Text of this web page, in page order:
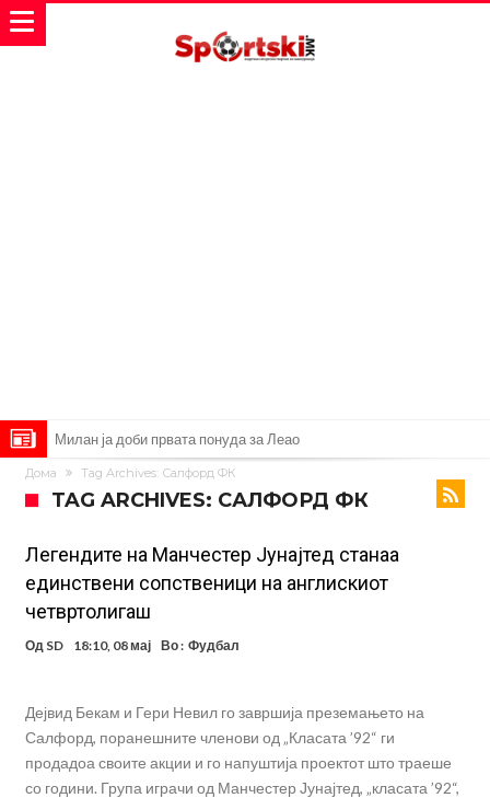
Милан ја доби првата понуда за Леао
Италијански петтолигаш добива неверојатен стадион од 62
Голем удар за Барселона: Херојот на финалето на Светското
првенство сака да замине
Фотографија од авион ги воодушеви навивачите на Реал:
Стигнува во Мадрид за потпис на договор
Потресни сцени на погребот на УФЦ-борец: Шпалир, музика и
аплауз кој ги расплака сите (Видео)
(ВИДЕО) Голема трагедија: Гром усмрти фудбалери, а уште 12 се
држава бара правда!
Шпанија „трепери“ поради нешто што се чекаше со недели:
Винисиус Жуниор одлучи!
Имал сè, но страдал во тишина: Бивша ѕвезда на Челси откри
Дома Tag Archives: Салфорд ФК
TAG ARCHIVES: САЛФОРД ФК
Легендите на Манчестер Јунајтед станаа
единствени сопственици на англискиот
четвртолигаш
Од SD 18:10, 08 мај Во : Фудбал
Дејвид Бекам и Гери Невил го завршија преземањето на
Салфорд, поранешните членови од „Класата ’92“ ги
продадоа своите акции и го напуштија проектот што траеше
со години. Група играчи од Манчестер Јунајтед, „класата ’92“,